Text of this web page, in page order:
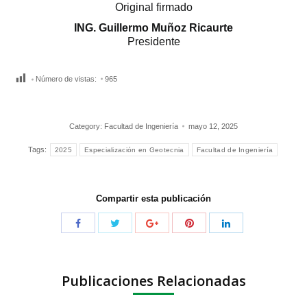
Original firmado
ING. Guillermo Muñoz Ricaurte
Presidente
Número de vistas: 965
Category: Facultad de Ingeniería mayo 12, 2025
Tags: 2025 Especialización en Geotecnia Facultad de Ingeniería
Compartir esta publicación
Publicaciones Relacionadas